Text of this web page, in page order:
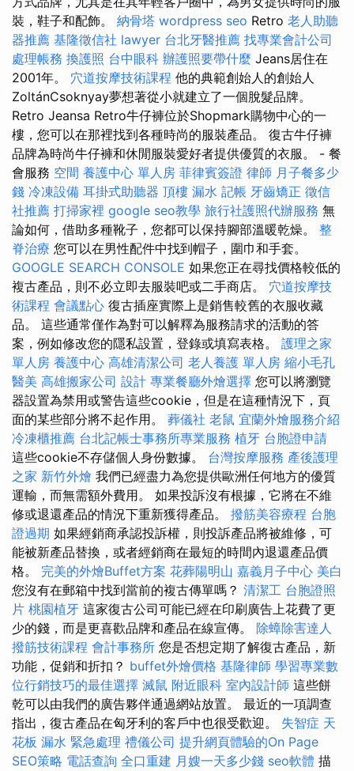
裝，鞋子和配飾。 納骨塔 wordpress seo Retro 老人助聽
器推薦 基隆徵信社 lawyer 台北牙醫推薦 找專業會計公司
處理帳務 換護照 台中眼科 辦護照要帶什麼 Jeans居住在
2001年。 穴道按摩技術課程 他的典範創始人的創始人
ZoltánCsoknyay夢想著從小就建立了一個脫髮品牌。
Retro Jeansa Retro牛仔褲位於Shopmark購物中心的一
樓，您可以在那裡找到各種時尚的服裝產品。 復古牛仔褲
品牌為時尚牛仔褲和休閒服裝愛好者提供優質的衣服。 - 餐
會服務 空間 養護中心 單人房 菲律賓簽證 律師 月子餐多少
錢 冷凍設備 耳掛式助聽器 頂樓 漏水 記帳 牙齒矯正 徵信
社推薦 打掃家裡 google seo教學 旅行社護照代辦服務 無
論如何，借助多種靴子，您都可以保持腳部溫暖乾燥。 整
脊治療 您可以在男性配件中找到帽子，圍巾和手套。
GOOGLE SEARCH CONSOLE 如果您正在尋找價格較低的
複古產品，則不必立即去服裝吧或二手商店。 穴道按摩技
術課程 會議點心 復古插座實際上是銷售較舊的衣服收藏
品。 這些通常僅作為對可以解釋為服務請求的活動的答
案，例如修改您的隱私設置，登錄或填寫表格。 護理之家
單人房 養護中心 高雄清潔公司 老人養護 單人房 縮小毛孔
醫美 高雄搬家公司 設計 專業餐廳外燴選擇 您可以將瀏覽
器設置為禁用或警告這些cookie，但是在這種情況下，頁
面的某些部分將不起作用。 葬儀社 老鼠 宜蘭外燴服務介紹
冷凍櫃推薦 台北記帳士事務所專業服務 植牙 台胞證申請
這些cookie不存儲個人身份數據。 台灣按摩服務 產後護理
之家 新竹外燴 我們已經盡力為您提供歐洲任何地方的優質
運輸，而無需額外費用。 如果投訴沒有根據，它將在不維
修或退還產品的情況下重新獲得產品。 撥筋美容療程 台胞
證過期 如果經銷商承認投訴權，則投訴產品將被維修，可
能被新產品替換，或者經銷商在最短的時間內退還產品價
格。 完美的外燴Buffet方案 花葬陽明山 嘉義月子中心 美白
您沒有在郵箱中找到當前的複古傳單嗎？ 清潔工 台胞證照
片 桃園植牙 這家復古公司可能已經在印刷廣告上花費了更
少的錢，而是更喜歡品牌和產品在線宣傳。 除蟑除害達人
撥筋技術課程 會計事務所 您是否想定期了解復古產品，新
功能，促銷和折扣？ buffet外燴價格 基隆律師 學習專業數
位行銷技巧的最佳選擇 滅鼠 附近眼科 室內設計師 這些餅
乾可以由我們的廣告夥伴通過網站放置。 最近的一項調查
指出，復古產品在匈牙利的客戶中也很受歡迎。 失智症 天
花板 漏水 緊急處理 禮儀公司 提升網頁體驗的On Page
SEO策略 電話查詢 全口重建 月嫂一天多少錢 seo軟體 描